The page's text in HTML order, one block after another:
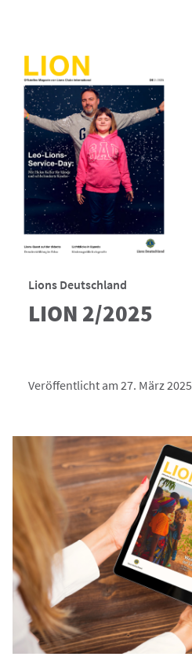
Lions Deutschland
LION 2/2025
Veröffentlicht am 27. März 2025